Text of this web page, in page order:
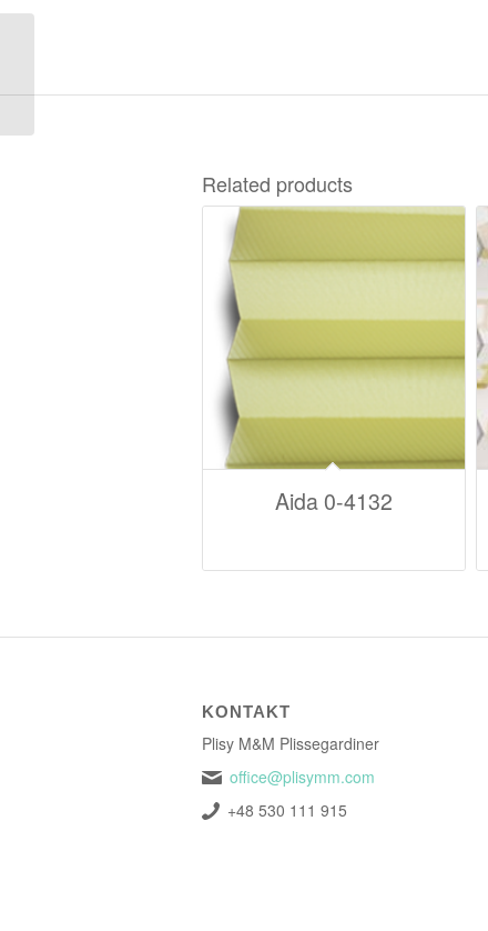
Related products
Aida 0-4132
KONTAKT
Plisy M&M Plissegardiner
office@plisymm.com
+48 530 111 915